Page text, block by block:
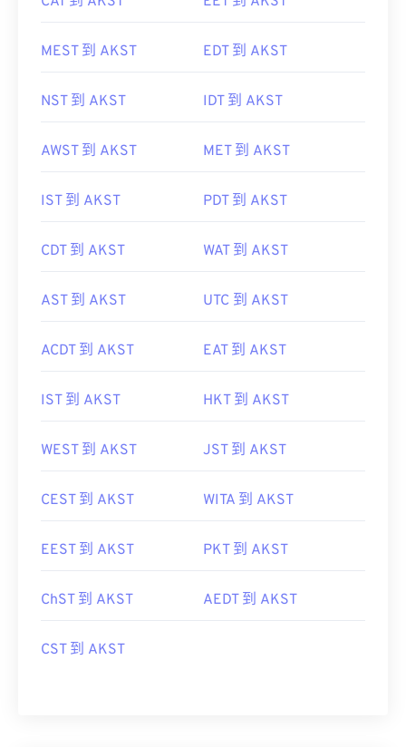
MEST 到 AKST EDT 到 AKST
NST 到 AKST IDT 到 AKST
AWST 到 AKST MET 到 AKST
IST 到 AKST PDT 到 AKST
CDT 到 AKST WAT 到 AKST
AST 到 AKST UTC 到 AKST
ACDT 到 AKST EAT 到 AKST
IST 到 AKST HKT 到 AKST
WEST 到 AKST JST 到 AKST
CEST 到 AKST WITA 到 AKST
EEST 到 AKST PKT 到 AKST
ChST 到 AKST AEDT 到 AKST
CST 到 AKST